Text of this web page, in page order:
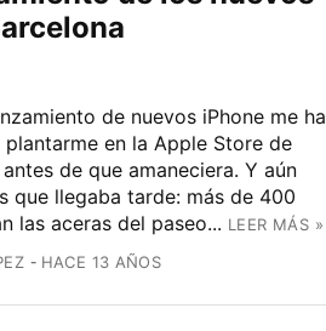
de nuevos iPhone me ha
en la Apple Store de
de que amaneciera. Y aún
que llegaba tarde: más de 400
las aceras del paseo... LEER MÁS »
HACE 13 AÑOS